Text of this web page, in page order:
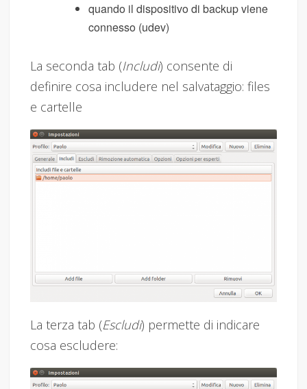
quando il dispositivo di backup viene
connesso (udev)
La seconda tab (Includi) consente di
definire cosa includere nel salvataggio: files
e cartelle
La terza tab (Escludi) permette di indicare
cosa escludere: